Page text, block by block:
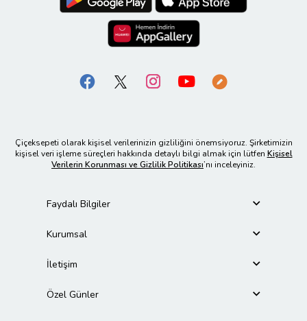
Çiçeksepeti olarak kişisel verilerinizin gizliliğini önemsiyoruz. Şirketimizin
kişisel veri işleme süreçleri hakkında detaylı bilgi almak için lütfen Kişisel
Verilerin Korunması ve Gizlilik Politikası’nı inceleyiniz.
Faydalı Bilgiler
Kurumsal
İletişim
Özel Günler